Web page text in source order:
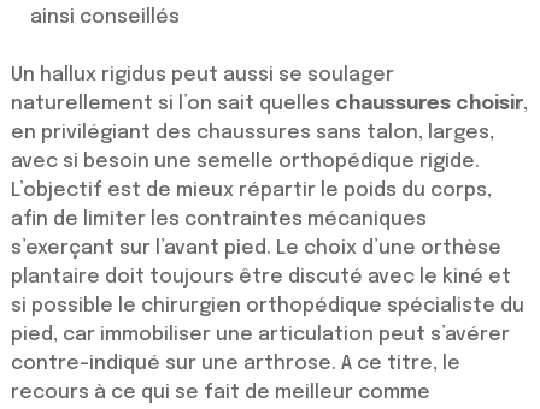
ainsi conseillés
Un hallux rigidus peut aussi se soulager
naturellement si l’on sait quelles chaussures choisir,
en privilégiant des chaussures sans talon, larges,
avec si besoin une semelle orthopédique rigide.
L’objectif est de mieux répartir le poids du corps,
afin de limiter les contraintes mécaniques
s’exerçant sur l’avant pied. Le choix d’une orthèse
plantaire doit toujours être discuté avec le kiné et
si possible le chirurgien orthopédique spécialiste du
pied, car immobiliser une articulation peut s’avérer
contre-indiqué sur une arthrose. A ce titre, le
recours à ce qui se fait de meilleur comme